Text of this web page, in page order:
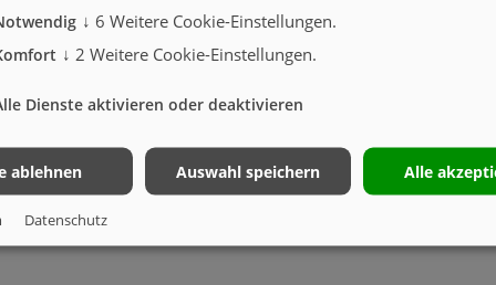
nach Möglichkeiten Innovationen aus dem Hause Fliegl und
anschaulich kommunizieren zu können. Unsere neuentwickelte
zeigen wir unsere neuste Technik, bringen die Vorteile der
Interessierten die Möglichkeit in Ruhe vor dem eigen Bildschirm
↓ 6 Weitere Cookie-Einstellungen.
↓ 2 Weitere Cookie-Einstellungen.
Dienste aktivieren oder deaktivieren
ablehnen Auswahl speichern Alle
Datenschutz